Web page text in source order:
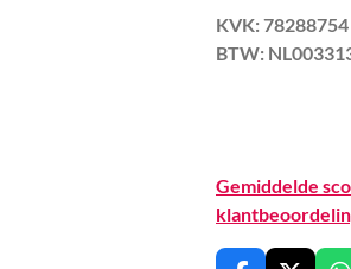
KVK: 78288754
BTW:
Gemiddelde